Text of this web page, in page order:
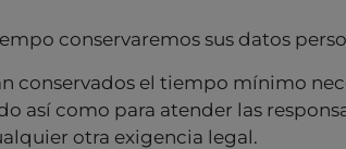
conservaremos sus datos
conservados el tiempo mínimo
así como para atender las
otra exigencia legal.